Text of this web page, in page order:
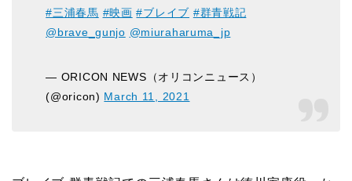
#三浦春馬 #映画 #ブレイブ #群青戦記
@brave_gunjo @miuraharuma_jp
— ORICON NEWS（オリコンニュース）
(@oricon) March 11, 2021